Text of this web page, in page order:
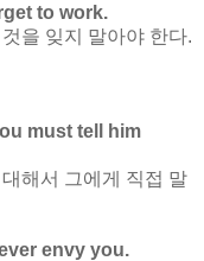
to work.
을 잊지 말아야 한다.
must tell him
해서 그에게 직접 말
envy you.